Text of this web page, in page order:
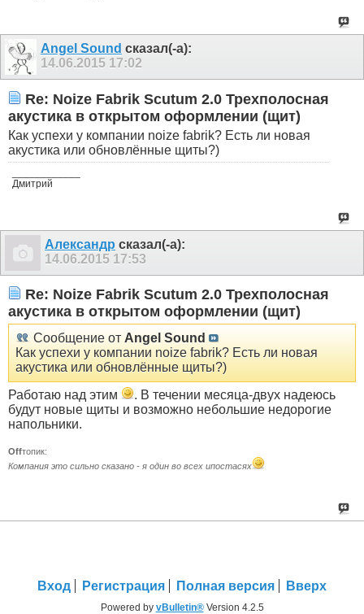
Angel Sound сказал(-а):
14.06.2015 17:02
Re: Noize Fabrik Scutum 2.0 Трехполосная
акустика в открытом оформлении (щит)
Как успехи у компании noize fabrik? Есть ли новая
акустика или обновлённые щиты?)
Дмитрий
Александр сказал(-а):
14.06.2015 17:53
Re: Noize Fabrik Scutum 2.0 Трехполосная
акустика в открытом оформлении (щит)
Сообщение от Angel Sound
Как успехи у компании noize fabrik? Есть ли новая
акустика или обновлённые щиты?)
Работаю над этим
. В течении месяца-двух надеюсь
будут новые щиты и возможно небольшие недорогие
напольники.
Offтопик:
Компания это сильно сказано - я один во всех ипостасях
Вход Регистрация Полная версия Вверх
Powered by vBulletin®Version 4.2.5